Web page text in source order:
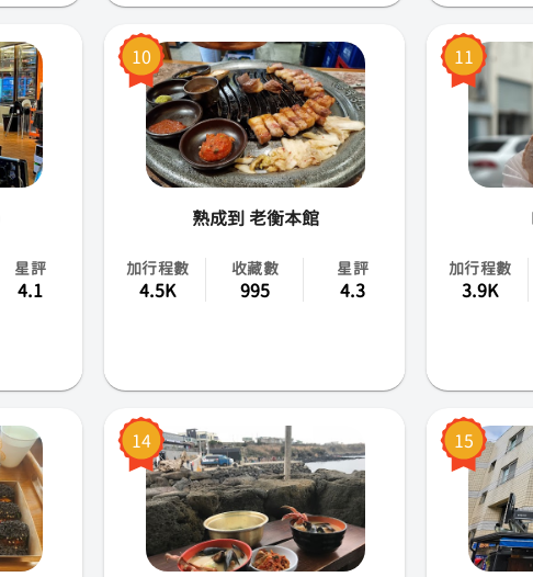
星評
4.1
10
熟成到 老衡本館
加行程數
4.5K
收藏數
995
星評
4.3
11
加行程數
3.9K
14 15